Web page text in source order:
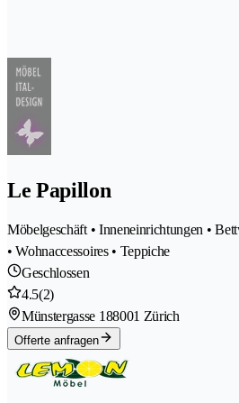
Le Papillon
Möbelgeschäft • Inneneinrichtungen •
• Wohnaccessoires • Teppiche
Geschlossen
4.5(2)
Münstergasse 188001 Zürich
Offerte anfragen